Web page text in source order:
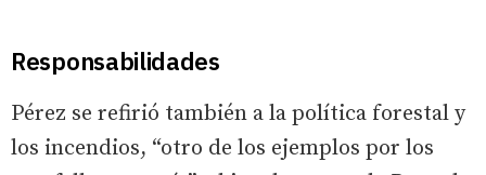
Responsabilidades
Pérez se refirió también a la política forestal y
los incendios, “otro de los ejemplos por los